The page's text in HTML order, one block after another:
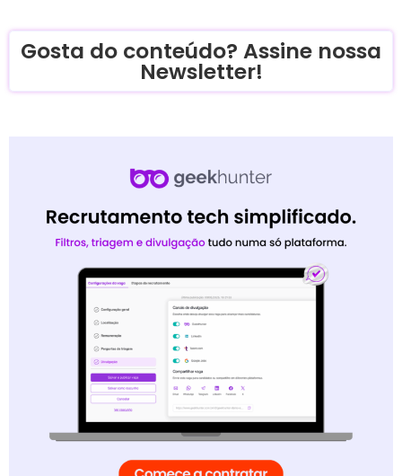
Gosta do conteúdo? Assine nossa
Newsletter!